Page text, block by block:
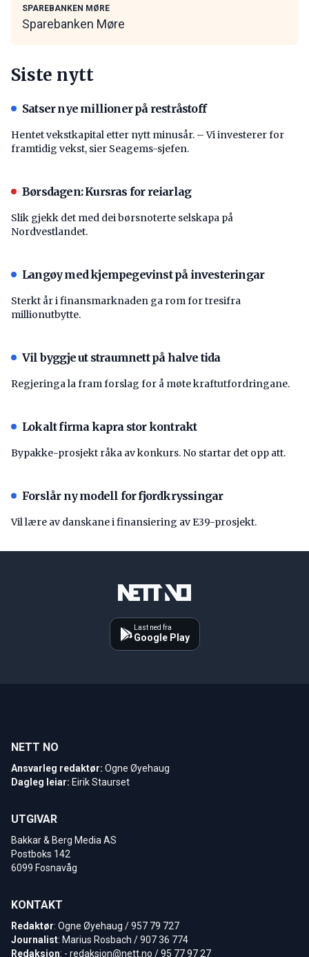
SPAREBANKEN MØRE
Sparebanken Møre
Siste nytt
Satser nye millioner på restråstoff
Hentet vekstkapital etter nytt minusår. – Vi investerer for
framtidig vekst, sier Seagems-sjefen.
Børsdagen: Kursras for reiarlag
Slik gjekk det med dei børsnoterte selskapa på
Nordvestlandet.
Langøy med kjempegevinst på investeringar
Sterkt år i finansmarknaden ga rom for tresifra
millionutbytte.
Vil byggje ut straumnett på halve tida
Regjeringa la fram forslag for å møte kraftutfordringane.
Lokalt firma kapra stor kontrakt
Bypakke-prosjekt råka av konkurs. No startar det opp att.
Forslår ny modell for fjordkryssingar
Vil lære av danskane i finansiering av E39-prosjekt.
Last ned fra
Google Play
NETT NO
Ansvarleg redaktør: Ogne Øyehaug
Dagleg leiar: Eirik Staurset
UTGIVAR
Bakkar & Berg Media AS
Postboks 142
6099 Fosnavåg
KONTAKT
Redaktør: Ogne Øyehaug / 957 79 727
Journalist: Marius Rosbach / 907 36 774
Redaksjon: - redaksjon@nett.no / 95 77 97 27